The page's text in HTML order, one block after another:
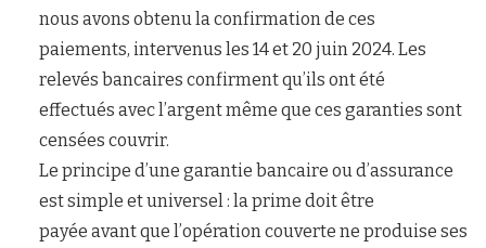
nous avons obtenu la confirmation de ces
paiements, intervenus les 14 et 20 juin 2024. Les
relevés bancaires confirment qu’ils ont été
effectués avec l’argent même que ces garanties sont
censées couvrir.
Le principe d’une garantie bancaire ou d’assurance
est simple et universel : la prime doit être
payée avant que l’opération couverte ne produise ses